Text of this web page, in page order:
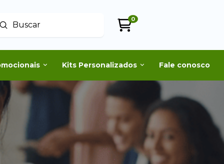
Enviar
0
Kits Personalizados Fale conosco